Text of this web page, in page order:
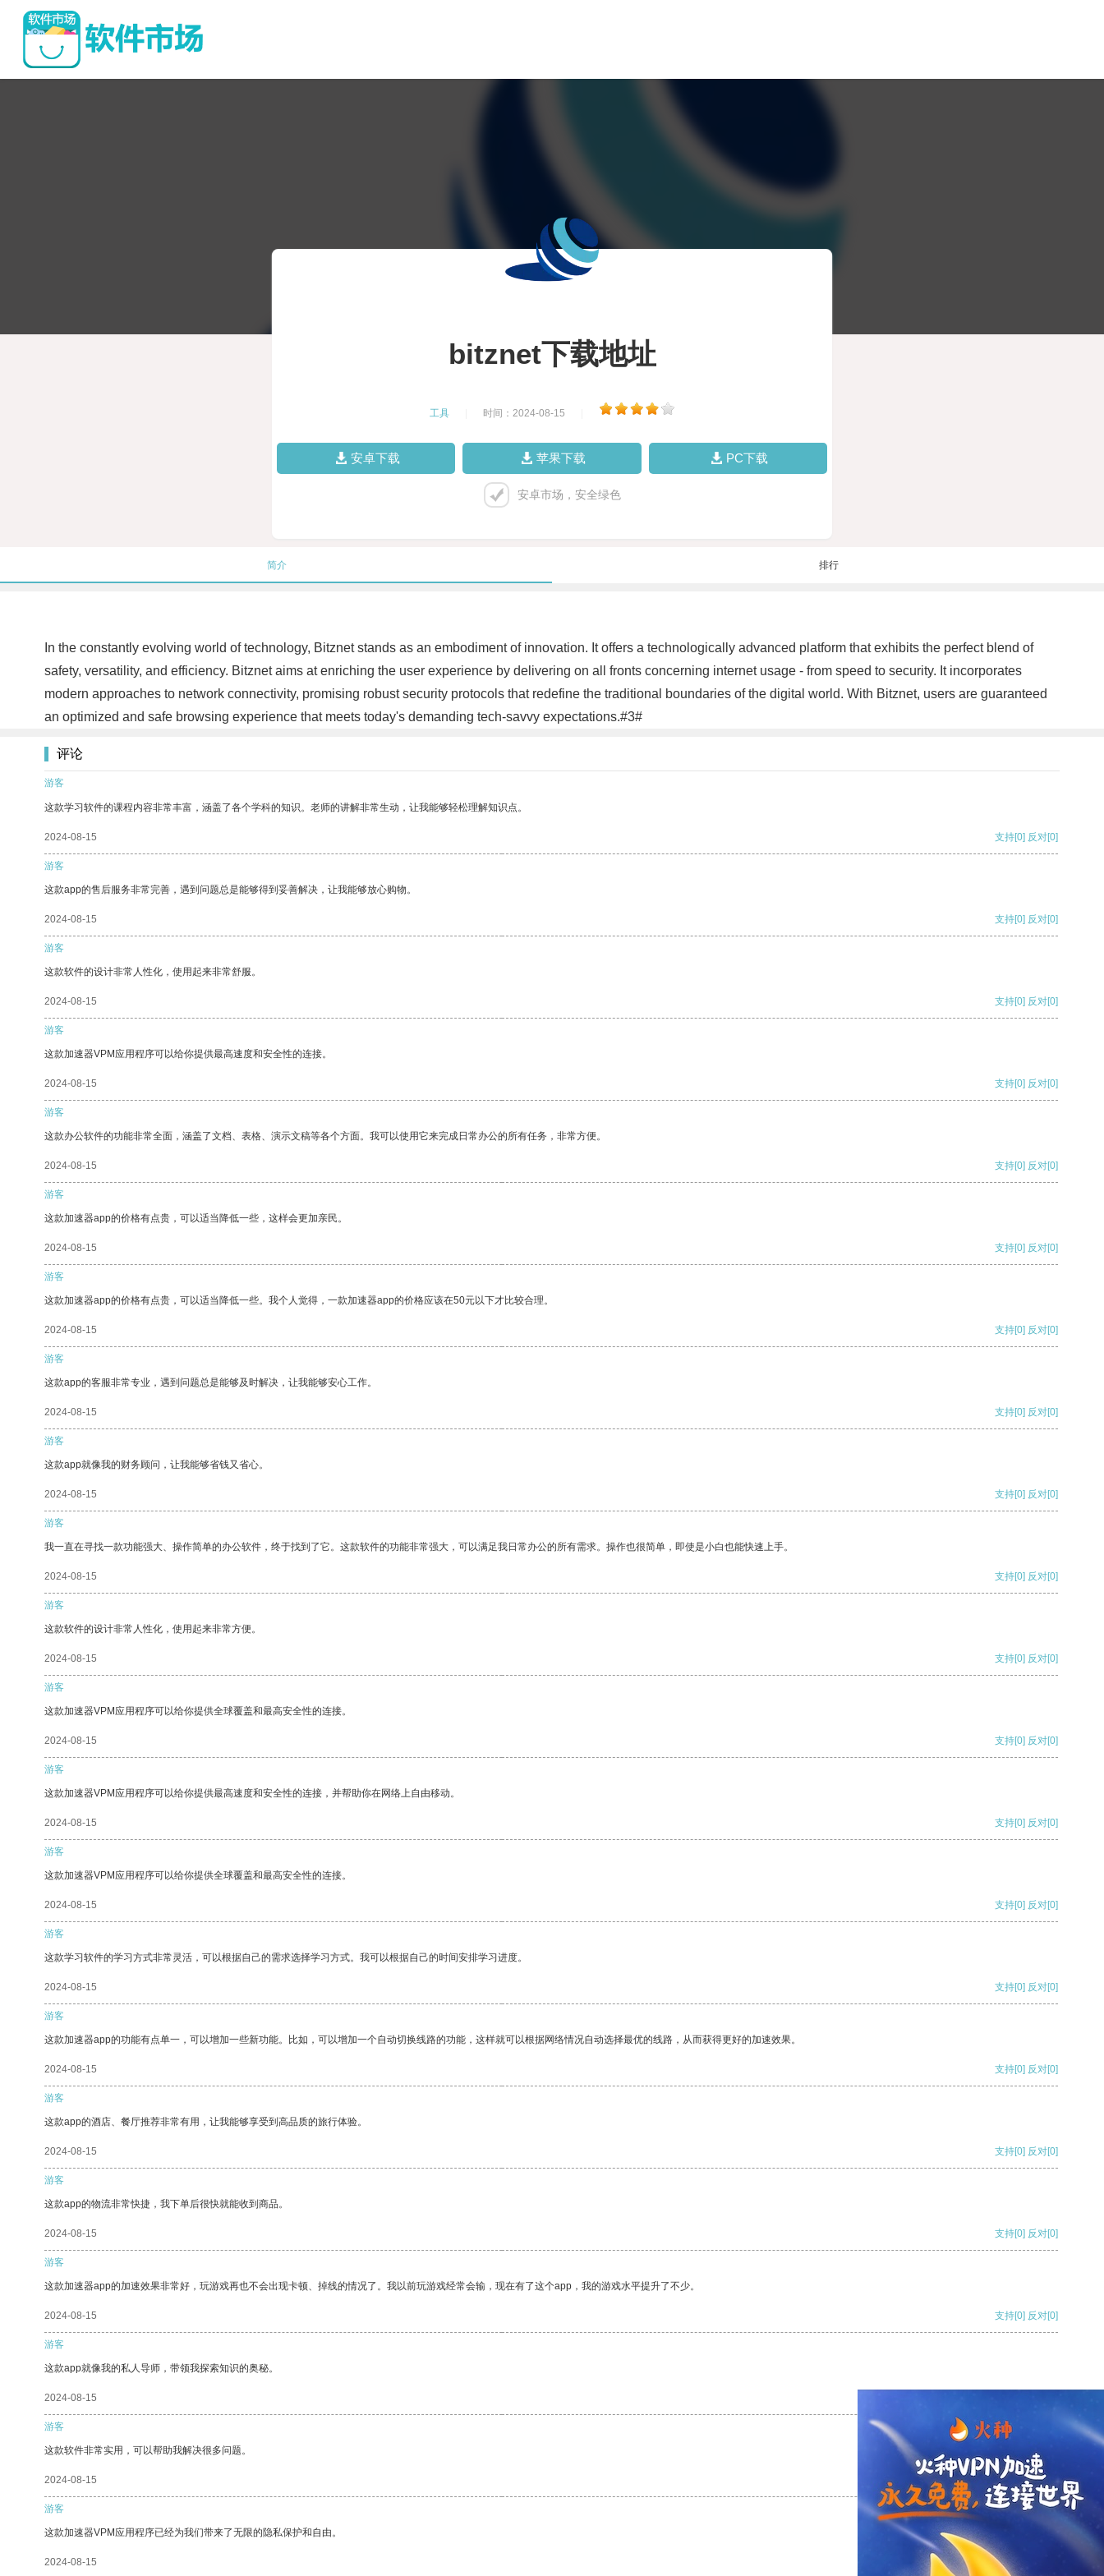
bitznet下载地址
工具 时间：2024-08-15
安卓下载 苹果下载 PC下载
安卓市场，安全绿色
简介 排行
In the constantly evolving world of technology, Bitznet stands as an embodiment of innovation. It offers a technologically advanced platform that exhibits the perfect blend of
safety, versatility, and efficiency. Bitznet aims at enriching the user experience by delivering on all fronts concerning internet usage - from speed to security. It incorporates
modern approaches to network connectivity, promising robust security protocols that redefine the traditional boundaries of the digital world. With Bitznet, users are guaranteed
an optimized and safe browsing experience that meets today's demanding tech-savvy expectations.#3#
评论
游客
这款学习软件的课程内容非常丰富，涵盖了各个学科的知识。老师的讲解非常生动，让我能够轻松理解知识点。
2024-08-15 支持[0] 反对[0]
游客
这款app的售后服务非常完善，遇到问题总是能够得到妥善解决，让我能够放心购物。
2024-08-15 支持[0] 反对[0]
游客
这款软件的设计非常人性化，使用起来非常舒服。
2024-08-15 支持[0] 反对[0]
游客
这款加速器VPM应用程序可以给你提供最高速度和安全性的连接。
2024-08-15 支持[0] 反对[0]
游客
这款办公软件的功能非常全面，涵盖了文档、表格、演示文稿等各个方面。我可以使用它来完成日常办公的所有任务，非常方便。
2024-08-15 支持[0] 反对[0]
游客
这款加速器app的价格有点贵，可以适当降低一些，这样会更加亲民。
2024-08-15 支持[0] 反对[0]
游客
这款加速器app的价格有点贵，可以适当降低一些。我个人觉得，一款加速器app的价格应该在50元以下才比较合理。
2024-08-15 支持[0] 反对[0]
游客
这款app的客服非常专业，遇到问题总是能够及时解决，让我能够安心工作。
2024-08-15 支持[0] 反对[0]
游客
这款app就像我的财务顾问，让我能够省钱又省心。
2024-08-15 支持[0] 反对[0]
游客
我一直在寻找一款功能强大、操作简单的办公软件，终于找到了它。这款软件的功能非常强大，可以满足我日常办公的所有需求。操作也很简单，即使是小白也能快速上手。
2024-08-15 支持[0] 反对[0]
游客
这款软件的设计非常人性化，使用起来非常方便。
2024-08-15 支持[0] 反对[0]
游客
这款加速器VPM应用程序可以给你提供全球覆盖和最高安全性的连接。
2024-08-15 支持[0] 反对[0]
游客
这款加速器VPM应用程序可以给你提供最高速度和安全性的连接，并帮助你在网络上自由移动。
2024-08-15 支持[0] 反对[0]
游客
这款加速器VPM应用程序可以给你提供全球覆盖和最高安全性的连接。
2024-08-15 支持[0] 反对[0]
游客
这款学习软件的学习方式非常灵活，可以根据自己的需求选择学习方式。我可以根据自己的时间安排学习进度。
2024-08-15 支持[0] 反对[0]
游客
这款加速器app的功能有点单一，可以增加一些新功能。比如，可以增加一个自动切换线路的功能，这样就可以根据网络情况自动选择最优的线路，从而获得更好的加速效果。
2024-08-15 支持[0] 反对[0]
游客
这款app的酒店、餐厅推荐非常有用，让我能够享受到高品质的旅行体验。
2024-08-15 支持[0] 反对[0]
游客
这款app的物流非常快捷，我下单后很快就能收到商品。
2024-08-15 支持[0] 反对[0]
游客
这款加速器app的加速效果非常好，玩游戏再也不会出现卡顿、掉线的情况了。我以前玩游戏经常会输，现在有了这个app，我的游戏水平提升了不少。
2024-08-15 支持[0] 反对[0]
游客
这款app就像我的私人导师，带领我探索知识的奥秘。
2024-08-15
游客
这款软件非常实用，可以帮助我解决很多问题。
2024-08-15 支持 [0] 反对 [0]
游客
这款加速器VPM应用程序已经为我们带来了无限的隐私保护和自由。
2024-08-15 支持